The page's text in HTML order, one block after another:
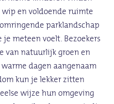
en voldoende ruimte
parklandschap
meteen voelt. Bezoekers
van natuurlijk groen en
dagen aangenaam
kun je lekker zitten
wijze hun omgeving